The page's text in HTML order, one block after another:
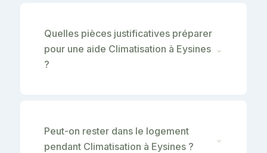
Quelles pièces justificatives préparer
pour une aide Climatisation à Eysines
?
⌄
Peut-on rester dans le logement
pendant Climatisation à Eysines ?
⌄